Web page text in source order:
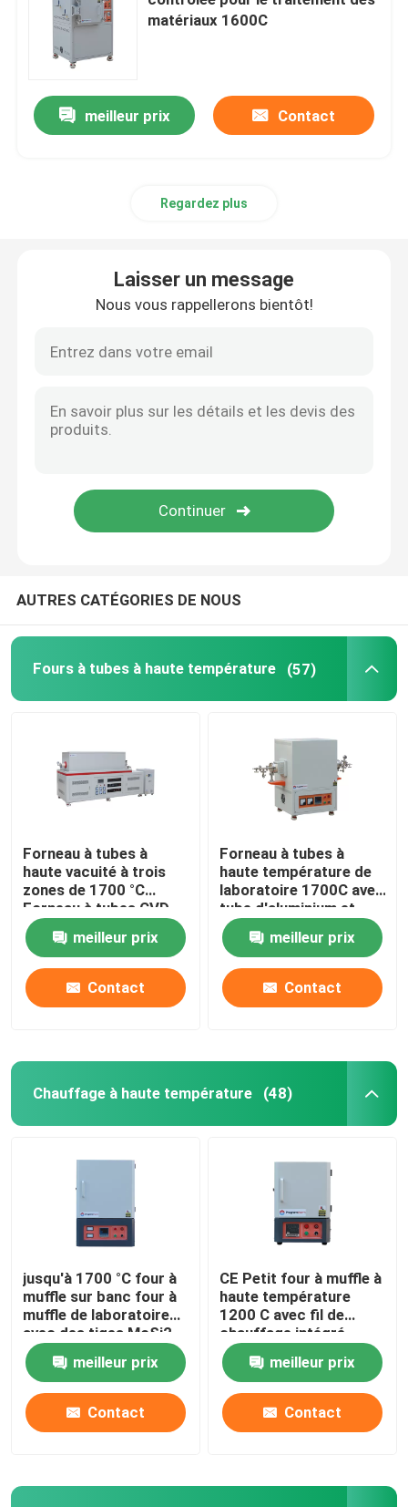
Fours industriels à chambre
Forneau à atmosphère contrôlée
Chauffure à ascenseur
matériaux 1600C
meilleur prix Contact
Regardez plus
Laisser un message
Nous vous rappellerons bientôt!
AUTRES CATÉGORIES DE NOUS
Fours à tubes à haute température (57)
Forneau à tubes à
haute vacuité à trois
zones de 1700 °C
Forneau à tubes CVD
avec brides de
refroidissement par
eau
meilleur prix
Contact
Forneau à tubes à
haute température de
laboratoire 1700C avec
tube d'aluminium et
bride de scellement
meilleur prix
Contact
Chauffage à haute température (48)
jusqu'à 1700 °C four à
muffle sur banc four à
muffle de laboratoire
avec des tiges MoSi2
meilleur prix
Contact
CE Petit four à muffle à
haute température
1200 C avec fil de
chauffage intégré
meilleur prix
Contact